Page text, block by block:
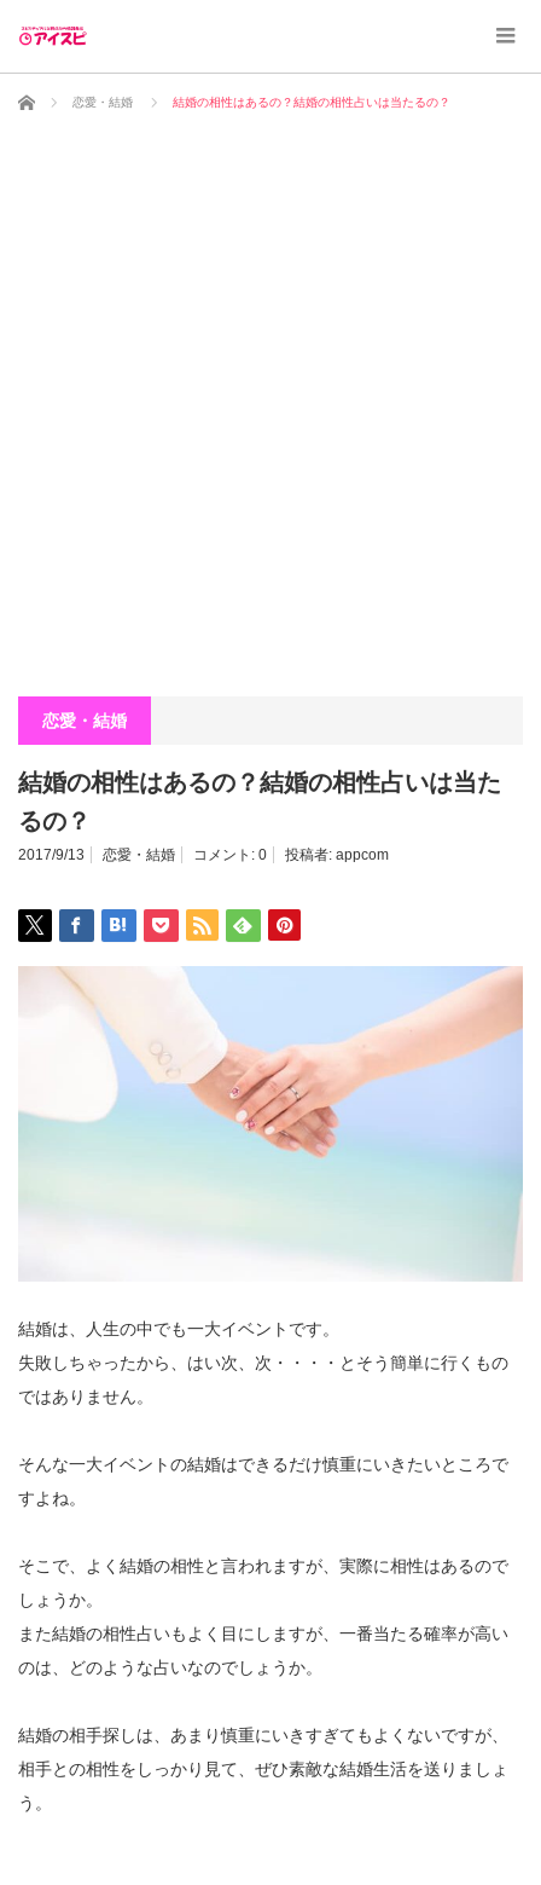
ホーム 恋愛・結婚 結婚の相性はあるの？結婚の相性占いは当たるの？
恋愛・結婚
結婚の相性はあるの？結婚の相性占いは当た
るの？
2017/9/13 恋愛・結婚 コメント: 0 投稿者: appcom
結婚は、人生の中でも一大イベントです。
失敗しちゃったから、はい次、次・・・・とそう簡単に行くもの
ではありません。
そんな一大イベントの結婚はできるだけ慎重にいきたいところで
すよね。
そこで、よく結婚の相性と言われますが、実際に相性はあるので
しょうか。
また結婚の相性占いもよく目にしますが、一番当たる確率が高い
のは、どのような占いなのでしょうか。
結婚の相手探しは、あまり慎重にいきすぎてもよくないですが、
相手との相性をしっかり見て、ぜひ素敵な結婚生活を送りましょ
う。